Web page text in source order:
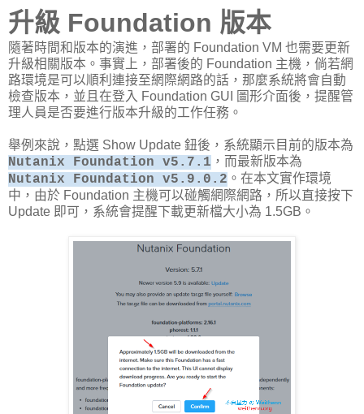
升級 Foundation 版本
隨著時間和版本的演進，部署的 Foundation VM 也需要更新
升級相關版本。事實上，部署後的 Foundation 主機，倘若網
路環境是可以順利連接至網際網路的話，那麼系統將會自動
檢查版本，並且在登入 Foundation GUI 圖形介面後，提醒管
理人員是否要進行版本升級的工作任務。
舉例來說，點選 Show Update 鈕後，系統顯示目前的版本為
Nutanix Foundation v5.7.1 ，而最新版本為
Nutanix Foundation v5.9.0.2 。在本文實作環境
中，由於 Foundation 主機可以碰觸網際網路，所以直接按下
Update 即可，系統會提醒下載更新檔大小為 1.5GB。